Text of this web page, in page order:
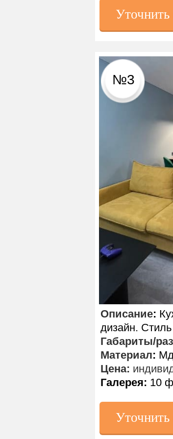
№3
Уточнить
Описание:
дизайн.
Габариты/
Материал:
Цена:
Галерея: 10
Уточнить